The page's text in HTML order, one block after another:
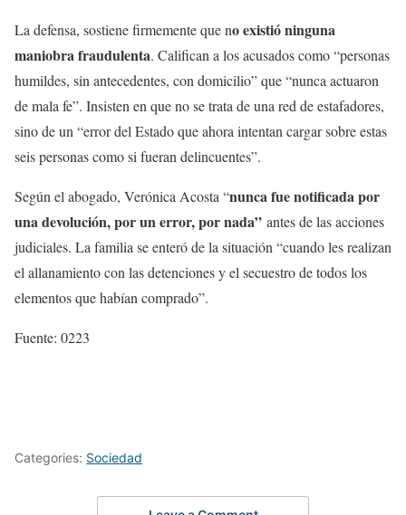
La defensa, sostiene firmemente que no existió ninguna
maniobra fraudulenta. Califican a los acusados como “personas
humildes, sin antecedentes, con domicilio” que “nunca actuaron
de mala fe”. Insisten en que no se trata de una red de estafadores,
sino de un “error del Estado que ahora intentan cargar sobre estas
seis personas como si fueran delincuentes”.
Según el abogado, Verónica Acosta “nunca fue notificada por
una devolución, por un error, por nada” antes de las acciones
judiciales. La familia se enteró de la situación “cuando les realizan
el allanamiento con las detenciones y el secuestro de todos los
elementos que habían comprado”.
Fuente: 0223
Categories: Sociedad